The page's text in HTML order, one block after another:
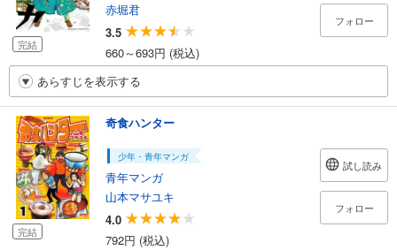
完結
赤堀君
3.5
660～693円 (税込)
フォロー
あらすじを表示する
完結
奇食ハンター
少年・青年マンガ
青年マンガ
山本マサユキ
4.0
792円 (税込)
試し読み
フォロー